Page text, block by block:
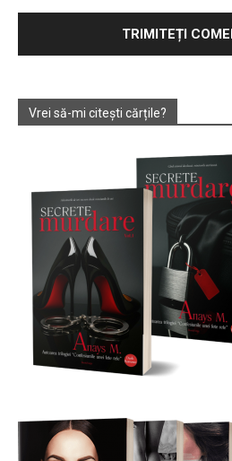
Vrei să-mi citești cărțile?